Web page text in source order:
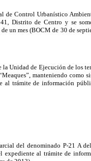
de Control Urbanístico
Distrito de Centro y se
un mes (BOCM de 30 de
Unidad de Ejecución de los
manteniendo como
al trámite de información
del denominado P-21 A
expediente al trámite de